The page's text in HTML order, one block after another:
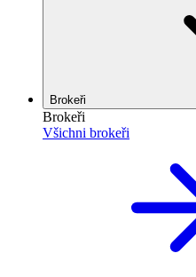
Brokeři
Brokeři
Všichni brokeři